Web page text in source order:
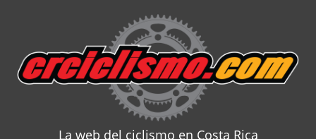
content
La web del ciclismo en Costa Rica